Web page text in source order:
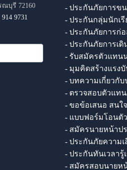
บุรี 72160
9731
- ประกันภัยการข
- ประกันกลุ่มนักเรี
- ประกันภัยการก่อ
- ประกันภัยการเดิ
- รับสมัครตัวแทน
- มุมคิดสร้างแรงบั
- บทความเกี่ยวกั
- ตรวจสอบตัวแท
- ขอข้อเสนอ สนใจ
- แบบฟอร์มโอนตั
- สมัครนายหน้าป
- ประกันภัยความ
- ประกันทันเวลารู้
- สมัครสอบนายห